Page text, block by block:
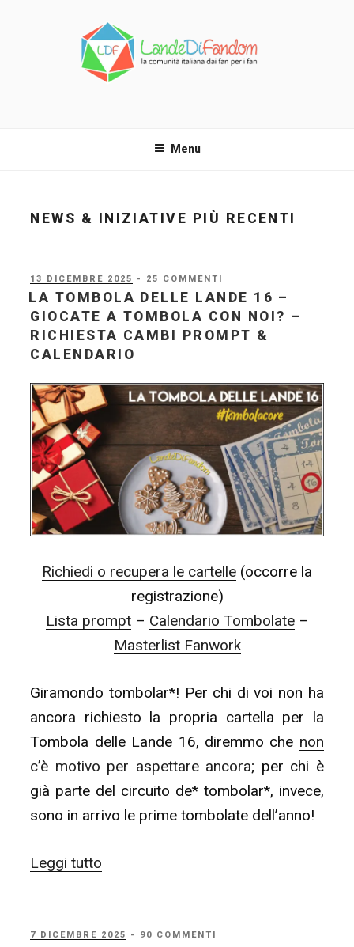
Menu
NEWS & INIZIATIVE PIÙ RECENTI
PUBBLICATO
IL
13 DICEMBRE 2025 - 25 COMMENTI
LA TOMBOLA DELLE LANDE 16 –
GIOCATE A TOMBOLA CON NOI? –
RICHIESTA CAMBI PROMPT &
CALENDARIO
Richiedi o recupera le cartelle (occorre la
registrazione)
Lista prompt– Calendario Tombolate–
Masterlist Fanwork
Giramondo tombolar*! Per chi di voi non ha
ancora richiesto la propria cartella per la
Tombola delle Lande 16, diremmo che non
c’è motivo per aspettare ancora; per chi è
già parte del circuito de* tombolar*, invece,
sono in arrivo le prime tombolate dell’anno!
Leggi tutto
Lande
PUBBLICATO
7 DICEMBRE 2025 - 90 COMMENTI